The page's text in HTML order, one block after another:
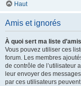
Haut
Amis et ignorés
À quoi sert ma liste
Vous pouvez utiliser ces
forum. Les membres
de contrôle de l’utilisateur
leur envoyer des
par ces utilisateurs